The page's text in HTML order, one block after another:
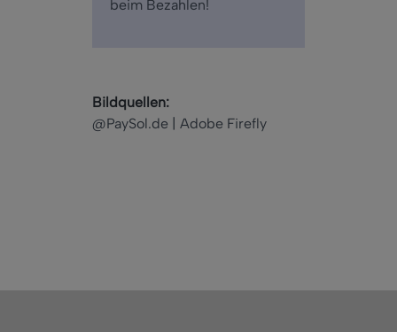
beim Bezahlen!
Bildquellen:
@PaySol.de | Adobe Firefly